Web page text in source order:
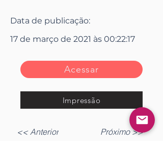
Data de publicação:
17 de março de 2021 às 00:22:17
Acessar
Impressão
<< Anterior Próximo >>